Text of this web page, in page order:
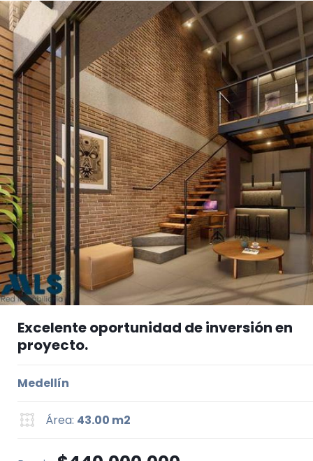
Excelente oportunidad de inversión en
proyecto.
Medellín
Área: 43.00 m2